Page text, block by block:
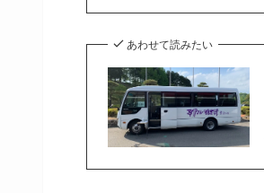
あわせて読みたい